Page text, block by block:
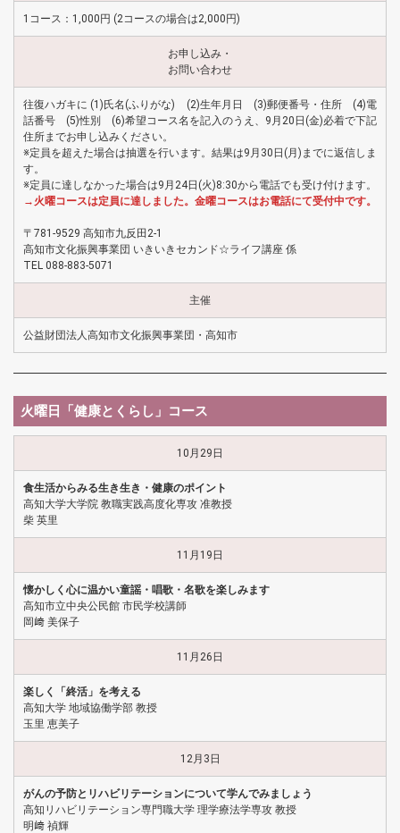
1コース：1,000円 (2コースの場合は2,000円)
お申し込み・
お問い合わせ
往復ハガキに (1)氏名(ふりがな) (2)生年月日 (3)郵便番号・住所 (4)電
話番号 (5)性別 (6)希望コース名を記入のうえ、9月20日(金)必着で下記
住所までお申し込みください。
※定員を超えた場合は抽選を行います。結果は9月30日(月)までに返信しま
す。
※定員に達しなかった場合は9月24日(火)8:30から電話でも受け付けます。
→火曜コースは定員に達しました。金曜コースはお電話にて受付中です。
〒781-9529 高知市九反田2-1
高知市文化振興事業団 いきいきセカンド☆ライフ講座 係
TEL 088-883-5071
主催
公益財団法人高知市文化振興事業団・高知市
火曜日「健康とくらし」コース
10月29日
食生活からみる生き生き・健康のポイント
高知大学大学院 教職実践高度化専攻 准教授
柴 英里
11月19日
懐かしく心に温かい童謡・唱歌・名歌を楽しみます
高知市立中央公民館 市民学校講師
岡﨑 美保子
11月26日
楽しく「終活」を考える
高知大学 地域協働学部 教授
玉里 恵美子
12月3日
がんの予防とリハビリテーションについて学んでみましょう
高知リハビリテーション専門職大学 理学療法学専攻 教授
明﨑 禎輝